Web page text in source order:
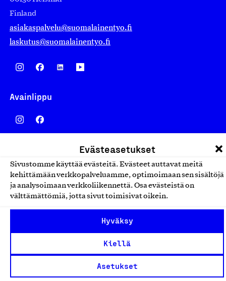
Evästeasetukset
Sivustomme käyttää evästeitä. Evästeet auttavat meitä
kehittämään verkkopalveluamme, optimoimaan sen sisältöjä
ja analysoimaan verkkoliikennettä. Osa evästeistä on
välttämättömiä, jotta sivut toimisivat oikein.
Hyväksy
Kiellä
Asetukset
Finland
asiakaspalvelu@suomalainentyo.fi
laskutus@suomalainentyo.fi
Avainlippu
Design From Finland
Yhteiskunnallinen Yritys -merkki